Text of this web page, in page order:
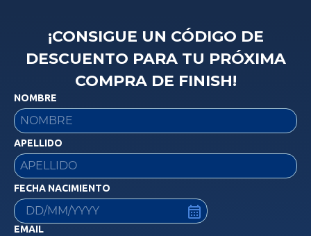
¡CONSIGUE UN CÓDIGO DE
DESCUENTO PARA TU PRÓXIMA
COMPRA DE FINISH!
NOMBRE
APELLIDO
FECHA NACIMIENTO
EMAIL